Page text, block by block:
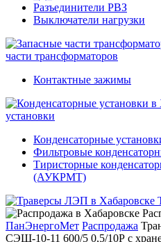
Разъединители РВЗ
Выключатели нагрузки
части трансформаторов
Контактные зажимы
установки
Конденсаторные
Фильтровые
Тиристорные
(АУКРМТ)
ПанЭнергоМет Распродажа
СЭЩ-10-11 600/5 0,5/10Р с